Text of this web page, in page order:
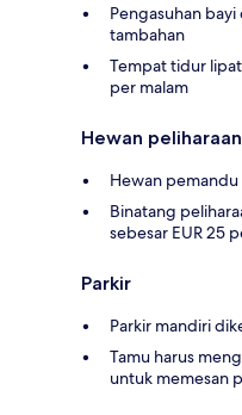
Pengasuhan
tambahan
Tempat tidur
per malam
Hewan peliharaan
Hewan
Binatang
sebesar EUR 25
Parkir
Parkir mandiri
Tamu harus
untuk memesan